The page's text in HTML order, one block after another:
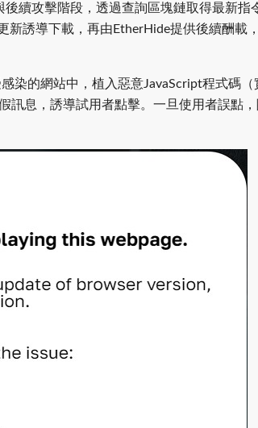
續攻擊階段，透過查詢區塊鏈取得最新指
誘導下載，再由EtherHide提供後續酬載
染的網站中，植入惡意JavaScript程式碼
息，誘導試用者點擊。一旦使用者誤點